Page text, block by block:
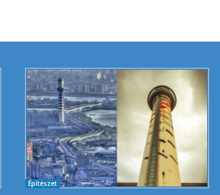
Építészet